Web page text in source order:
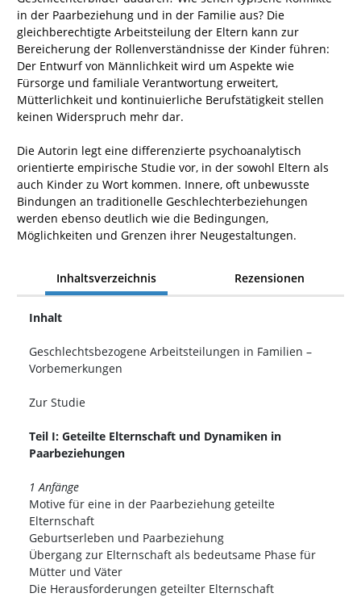
in der Paarbeziehung und in der Familie aus? Die
gleichberechtigte Arbeitsteilung der Eltern kann zur
Bereicherung der Rollenverständnisse der Kinder führen:
Der Entwurf von Männlichkeit wird um Aspekte wie
Fürsorge und familiale Verantwortung erweitert,
Mütterlichkeit und kontinuierliche Berufstätigkeit stellen
keinen Widerspruch mehr dar.
Die Autorin legt eine differenzierte psychoanalytisch
orientierte empirische Studie vor, in der sowohl Eltern als
auch Kinder zu Wort kommen. Innere, oft unbewusste
Bindungen an traditionelle Geschlechterbeziehungen
werden ebenso deutlich wie die Bedingungen,
Möglichkeiten und Grenzen ihrer Neugestaltungen.
Inhaltsverzeichnis Rezensionen
Inhalt
Geschlechtsbezogene Arbeitsteilungen in Familien –
Vorbemerkungen
Zur Studie
Teil I: Geteilte Elternschaft und Dynamiken in
Paarbeziehungen
1 Anfänge
Motive für eine in der Paarbeziehung geteilte
Elternschaft
Geburtserleben und Paarbeziehung
Übergang zur Elternschaft als bedeutsame Phase für
Mütter und Väter
Die Herausforderungen geteilter Elternschaft